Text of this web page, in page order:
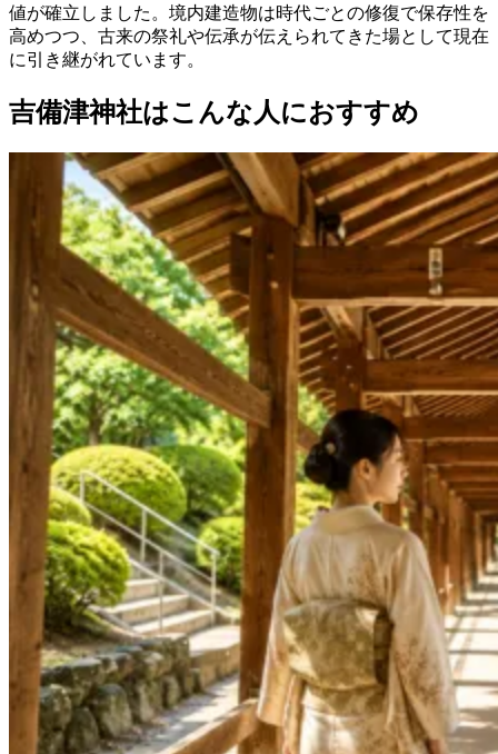
値が確立しました。境内建造物は時代ごとの修復で保存性を
高めつつ、古来の祭礼や伝承が伝えられてきた場として現在
に引き継がれています。
吉備津神社はこんな人におすすめ